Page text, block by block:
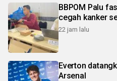
BBPOM Palu
cegah kanker
22 jam lalu
Everton
Arsenal